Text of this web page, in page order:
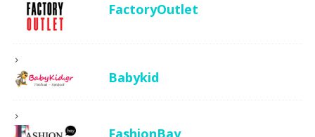
FactoryOutlet
Babykid
FashionBay